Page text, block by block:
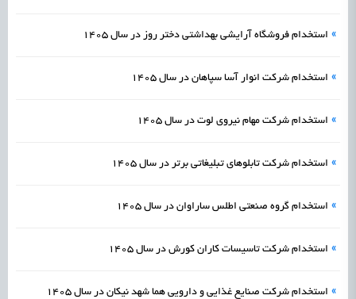
» استخدام فروشگاه آرایشی بهداشتی دختر روز در سال 1405
» استخدام شرکت انوار آسا سپاهان در سال 1405
» استخدام شرکت مهام نیروی لوت در سال 1405
» استخدام شرکت تابلوهای تبلیغاتی برتر در سال 1405
» استخدام گروه صنعتی اطلس ساراوان در سال 1405
» استخدام شرکت تاسیسات کاران کورش در سال 1405
» استخدام شرکت صنایع غذایی و دارویی هما شهد نیکان در سال 1405